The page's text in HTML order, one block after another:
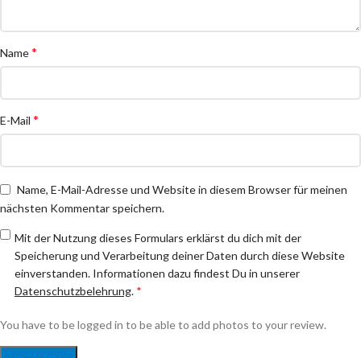
Name*
E-Mail *
Name, E-Mail-Adresse und Website in diesem Browser für meinen
nächsten Kommentar speichern.
Mit der Nutzung dieses Formulars erklärst du dich mit der
Speicherung und Verarbeitung deiner Daten durch diese Website
einverstanden. Informationen dazu findest Du in unserer
Datenschutzbelehrung. *
You have to be logged in to be able to add photos to your review.